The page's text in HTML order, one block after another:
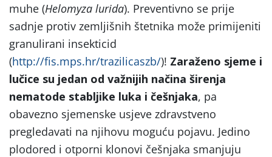
muhe (Helomyza lurida). Preventivno se prije
sadnje protiv zemljišnih štetnika može primijeniti
granulirani insekticid
(http://fis.mps.hr/trazilicaszb/)! Zaraženo sjeme i
lučice su jedan od važnijih načina širenja
nematode stabljike luka i češnjaka, pa
obavezno sjemenske usjeve zdravstveno
pregledavati na njihovu moguću pojavu. Jedino
plodored i otporni klonovi češnjaka smanjuju